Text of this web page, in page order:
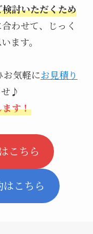
討いただくため
わせて、じっく
ます。
気軽にお見積り
♪
す！
こちら
こちら